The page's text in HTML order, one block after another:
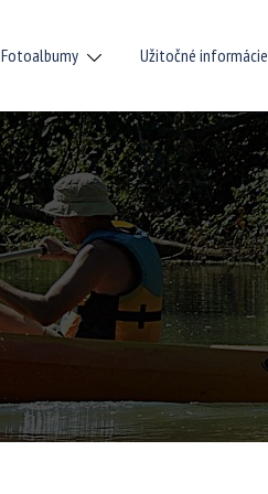
Fotoalbumy Užitočné informácie